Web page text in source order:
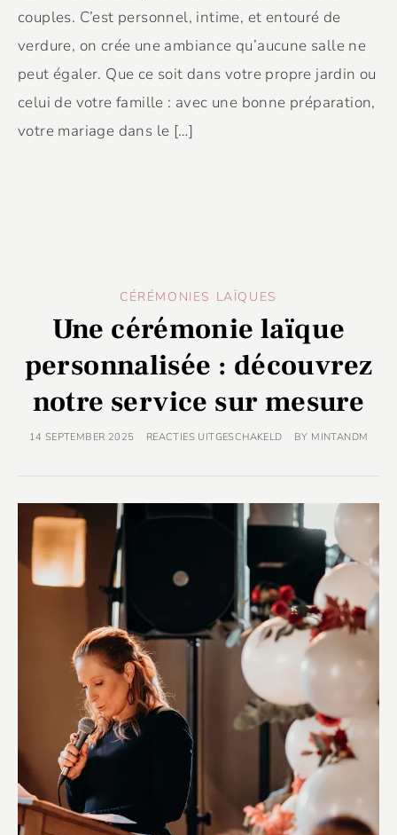
couples. C’est personnel, intime, et entouré de
verdure, on crée une ambiance qu’aucune salle ne
peut égaler. Que ce soit dans votre propre jardin ou
celui de votre famille : avec une bonne préparation,
votre mariage dans le […]
CÉRÉMONIES LAÏQUES
Une cérémonie laïque
personnalisée : découvrez
notre service sur mesure
14 SEPTEMBER 2025 REACTIES UITGESCHAKELD BY MINTANDM